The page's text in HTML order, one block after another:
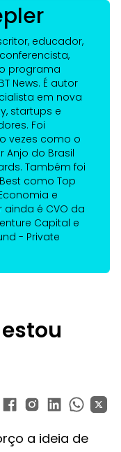
educador,
programa
News. É autor
em nova
startups e
Foi
vezes como o
Anjo do Brasil
Também foi
como Top
e
ainda é CVO da
Capital e
- Private
a ideia de